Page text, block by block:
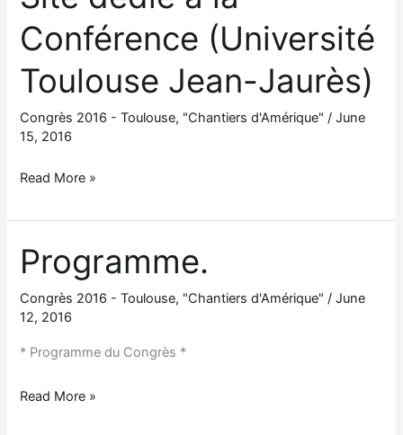
Conférence (Université
Toulouse Jean-Jaurès)
Congrès 2016 - Toulouse, "Chantiers d'Amérique" /June
15, 2016
Site
à
la
Conférence
(Université
Toulouse
Jean-
Read More »
Programme.
Congrès 2016 - Toulouse, "Chantiers d'Amérique" /June
12, 2016
* Programme du Congrès *
Programme.
Read More »